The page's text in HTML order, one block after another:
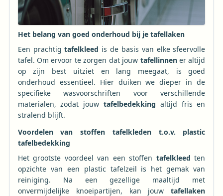
Het belang van goed onderhoud bij je tafellaken
Een prachtigtafelkleed is de basis van elke sfeervolle
tafel. Om ervoor te zorgen dat jouw tafellinnener altijd
op zijn best uitziet en lang meegaat, is goed
onderhoud essentieel. Hier duiken we dieper in de
specifieke wasvoorschriften voor verschillende
materialen, zodat jouw tafelbedekking altijd fris en
stralend blijft.
Voordelen van stoffen tafelkleden t.o.v. plastic
tafelbedekking
Het grootste voordeel van een stoffen tafelkleed ten
opzichte van een plastic tafelzeil is het gemak van
reiniging. Na een gezellige maaltijd met
onvermijdelijke knoeipartijen, kan jouwtafellaken